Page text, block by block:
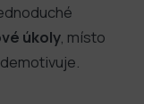
úkoly , místo